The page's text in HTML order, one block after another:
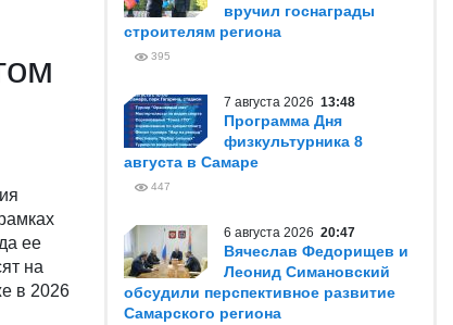
ее
на
в 2026
вручил госнаграды
строителям региона
395
7 августа 2026 13:48
Программа Дня
физкультурника 8
августа в Самаре
447
6 августа 2026 20:47
Вячеслав Федорищев и
Леонид Симановский
обсудили перспективное развитие
Самарского региона